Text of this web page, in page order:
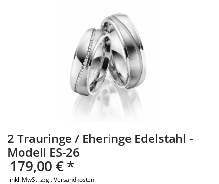
2 Trauringe / Eheringe Edelstahl -
Modell ES-26
179,00 € *
inkl. MwSt.zzgl. Versandkosten